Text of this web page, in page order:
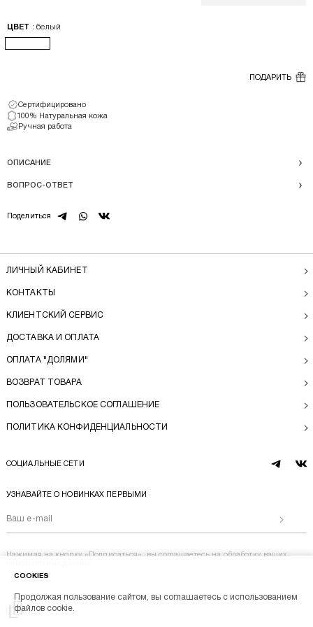
ЦВЕТ : белый
ПОДАРИТЬ
Сертифицировано
100% Натуральная кожа
Ручная работа
ОПИСАНИЕ
ВОПРОС-ОТВЕТ
Поделиться telegramwhatsapp
vk
Перейти на главную
ЛИЧНЫЙ КАБИНЕТ
КОНТАКТЫ
КЛИЕНТСКИЙ СЕРВИС
ДОСТАВКА И ОПЛАТА
ОПЛАТА "ДОЛЯМИ"
ВОЗВРАТ ТОВАРА
ПОЛЬЗОВАТЕЛЬСКОЕ СОГЛАШЕНИЕ
ПОЛИТИКА КОНФИДЕНЦИАЛЬНОСТИ
СОЦИАЛЬНЫЕ СЕТИ
telegram
vk
УЗНАВАЙТЕ О НОВИНКАХ ПЕРВЫМИ
Нажимая на кнопку «Подписаться», вы соглашаетесь на обработку ваших
COOKIES
Продолжая пользование сайтом, вы соглашаетесь с использованием
файлов cookie.